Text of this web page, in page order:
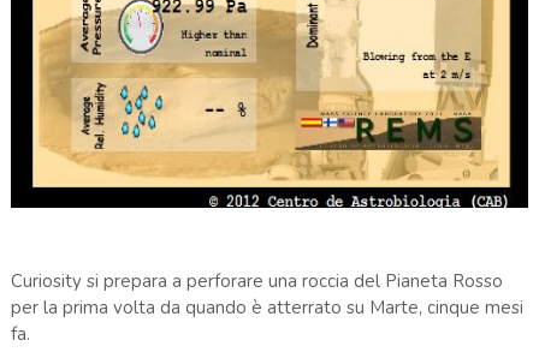
Curiosity si prepara a perforare una roccia del Pianeta Rosso
per la prima volta da quando è atterrato su Marte, cinque mesi
fa.